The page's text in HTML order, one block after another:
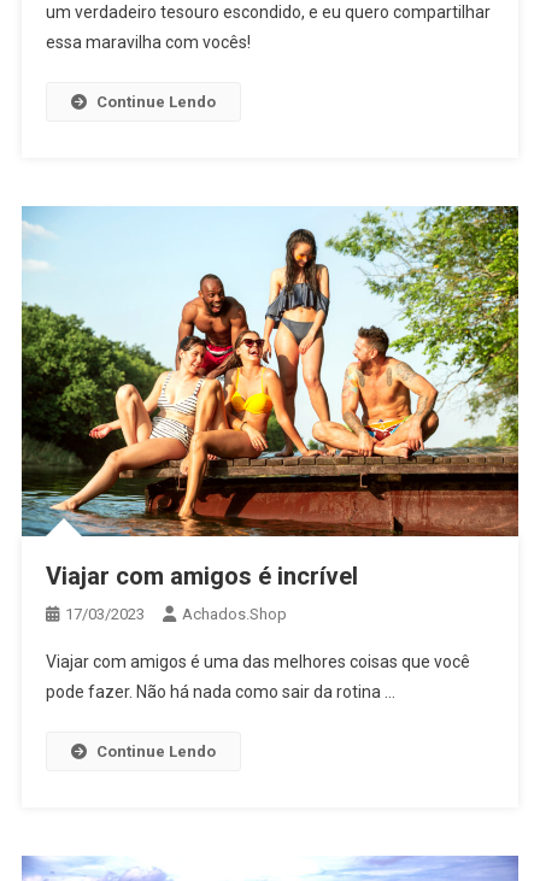
um verdadeiro tesouro escondido, e eu quero compartilhar
essa maravilha com vocês!
Continue Lendo
Viajar com amigos é incrível
17/03/2023 Achados.Shop
Viajar com amigos é uma das melhores coisas que você
pode fazer. Não há nada como sair da rotina …
Continue Lendo